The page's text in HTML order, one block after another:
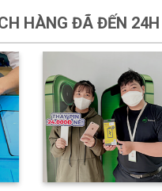
HÀNG ĐÃ ĐẾN